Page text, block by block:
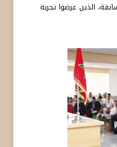
الذين عرضوا تجربة